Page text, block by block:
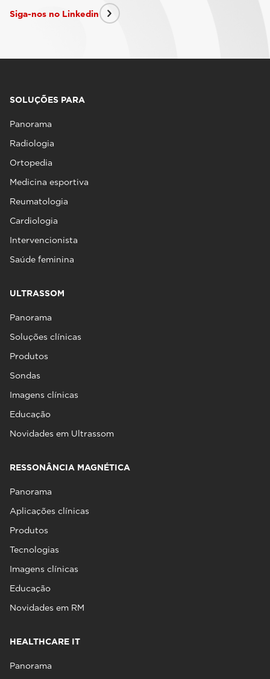
Siga-nos no Linkedin
SOLUÇÕES PARA
Panorama
Radiologia
Ortopedia
Medicina esportiva
Reumatologia
Cardiologia
Intervencionista
Saúde feminina
ULTRASSOM
Panorama
Soluções clínicas
Produtos
Sondas
Imagens clínicas
Educação
Novidades em Ultrassom
RESSONÂNCIA MAGNÉTICA
Panorama
Aplicações clínicas
Produtos
Tecnologias
Imagens clínicas
Educação
Novidades em RM
HEALTHCARE IT
Panorama